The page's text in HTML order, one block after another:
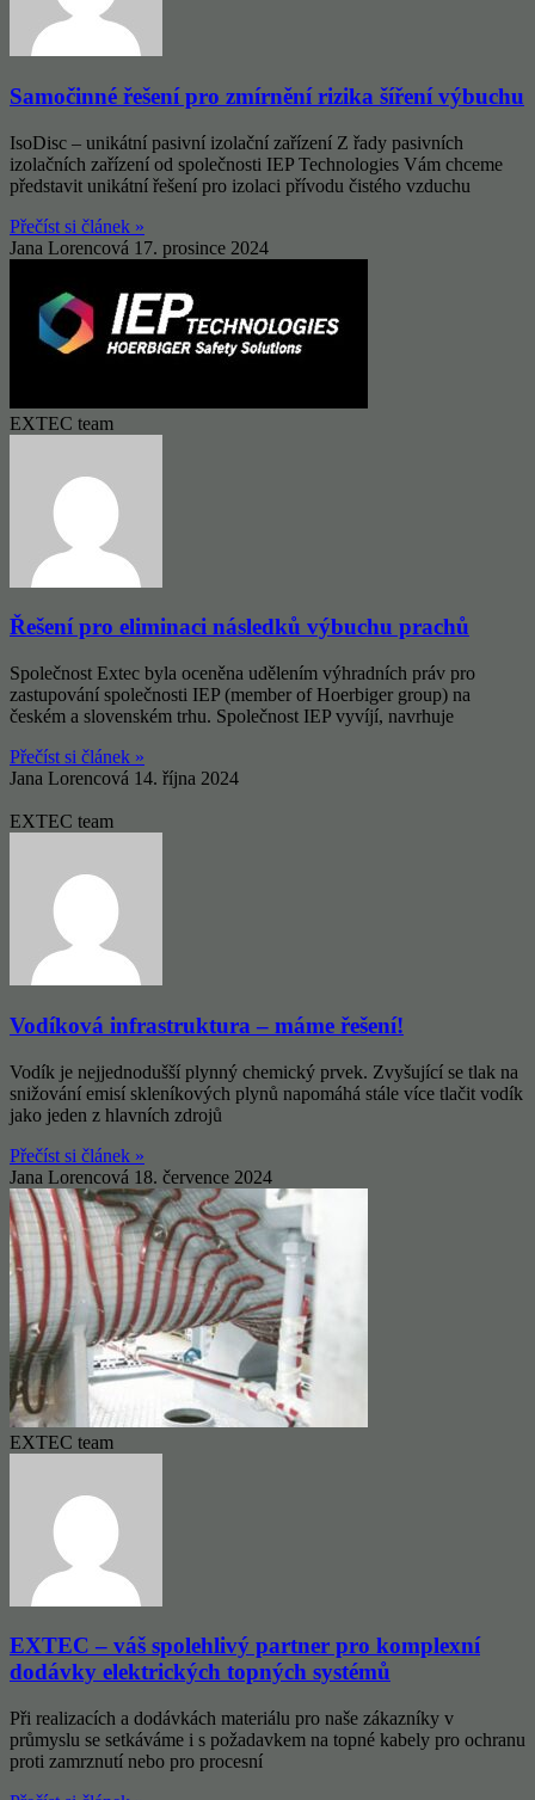
Samočinné řešení pro zmírnění rizika šíření výbuchu
IsoDisc – unikátní pasivní izolační zařízení Z řady pasivních
izolačních zařízení od společnosti IEP Technologies Vám chceme
představit unikátní řešení pro izolaci přívodu čistého vzduchu
Přečíst si článek »
Jana Lorencová 17. prosince 2024
EXTEC team
Řešení pro eliminaci následků výbuchu prachů
Společnost Extec byla oceněna udělením výhradních práv pro
zastupování společnosti IEP (member of Hoerbiger group) na
českém a slovenském trhu. Společnost IEP vyvíjí, navrhuje
Přečíst si článek »
Jana Lorencová 14. října 2024
EXTEC team
Vodíková infrastruktura – máme řešení!
Vodík je nejjednodušší plynný chemický prvek. Zvyšující se tlak na
snižování emisí skleníkových plynů napomáhá stále více tlačit vodík
jako jeden z hlavních zdrojů
Přečíst si článek »
Jana Lorencová 18. července 2024
EXTEC team
EXTEC – váš spolehlivý partner pro komplexní
dodávky elektrických topných systémů
Při realizacích a dodávkách materiálu pro naše zákazníky v
průmyslu se setkáváme i s požadavkem na topné kabely pro ochranu
proti zamrznutí nebo pro procesní